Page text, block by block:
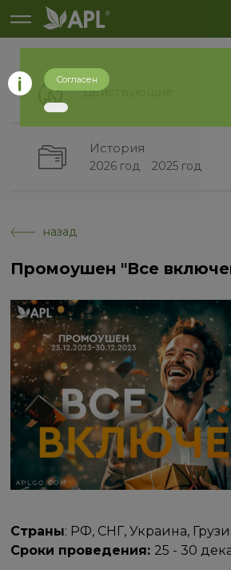
Действующие
История
2026 год 2025 год
назад
Промоушен "Все
Страны: РФ, СНГ, Украина,
Сроки проведения: 25 - 30
Согласен